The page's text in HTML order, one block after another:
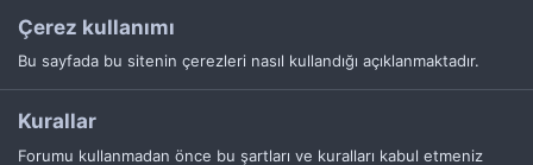
Çerez kullanımı
Bu sayfada bu sitenin çerezleri nasıl kullandığı açıklanmaktadır.
Kurallar
Forumu kullanmadan önce bu şartları ve kuralları kabul etmeniz